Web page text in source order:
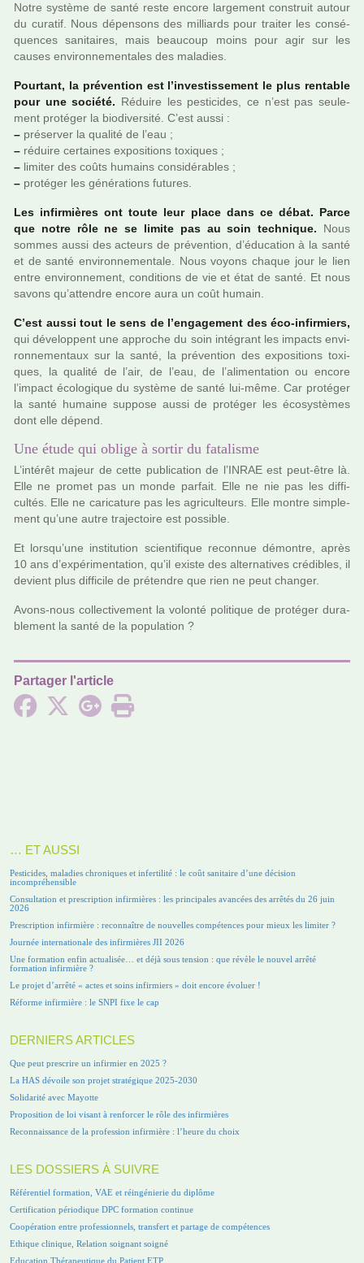
Notre sys­tème de santé reste encore lar­ge­ment cons­truit autour
du cura­tif. Nous dépen­sons des mil­liards pour trai­ter les consé­
quen­ces sani­tai­res, mais beau­coup moins pour agir sur les
causes envi­ron­ne­men­ta­les des mala­dies.
Pourtant, la pré­ven­tion est l’inves­tis­se­ment le plus ren­ta­ble
pour une société. Réduire les pes­ti­ci­des, ce n’est pas seu­le­
ment pro­té­ger la bio­di­ver­sité. C’est aussi :
– pré­ser­ver la qua­lité de l’eau ;
– réduire cer­tai­nes expo­si­tions toxi­ques ;
– limi­ter des coûts humains consi­dé­ra­bles ;
– pro­té­ger les géné­ra­tions futu­res.
Les infir­miè­res ont toute leur place dans ce débat. Parce
que notre rôle ne se limite pas au soin tech­ni­que. Nous
sommes aussi des acteurs de pré­ven­tion, d’éducation à la santé
et de santé envi­ron­ne­men­tale. Nous voyons chaque jour le lien
entre envi­ron­ne­ment, condi­tions de vie et état de santé. Et nous
savons qu’atten­dre encore aura un coût humain.
C’est aussi tout le sens de l’enga­ge­ment des éco-infir­miers,
qui déve­lop­pent une appro­che du soin inté­grant les impacts envi­
ron­ne­men­taux sur la santé, la pré­ven­tion des expo­si­tions toxi­
ques, la qua­lité de l’air, de l’eau, de l’ali­men­ta­tion ou encore
l’impact écologique du sys­tème de santé lui-même. Car pro­té­ger
la santé humaine sup­pose aussi de pro­té­ger les écosystèmes
dont elle dépend.
Une étude qui oblige à sortir du fatalisme
L’inté­rêt majeur de cette publi­ca­tion de l’INRAE est peut-être là.
Elle ne promet pas un monde par­fait. Elle ne nie pas les dif­fi­
cultés. Elle ne cari­ca­ture pas les agri­culteurs. Elle montre sim­ple­
ment qu’une autre tra­jec­toire est pos­si­ble.
Et lorsqu’une ins­ti­tu­tion scien­ti­fi­que reconnue démon­tre, après
10 ans d’expé­ri­men­ta­tion, qu’il existe des alter­na­ti­ves cré­di­bles, il
devient plus dif­fi­cile de pré­ten­dre que rien ne peut chan­ger.
Avons-nous col­lec­ti­ve­ment la volonté poli­ti­que de pro­té­ger dura­
ble­ment la santé de la popu­la­tion ?
Partager l'article
… ET AUSSI
Pesticides, maladies chroniques et infertilité : le coût sanitaire d’une décision
incompréhensible
Consultation et prescription infirmières : les principales avancées des arrêtés du 26 juin
2026
Prescription infirmière : reconnaître de nouvelles compétences pour mieux les limiter ?
Journée internationale des infirmières JII 2026
Une formation enfin actualisée… et déjà sous tension : que révèle le nouvel arrêté
formation infirmière ?
Le projet d’arrêté « actes et soins infirmiers » doit encore évoluer !
Réforme infirmière : le SNPI fixe le cap
DERNIERS ARTICLES
Que peut prescrire un infirmier en 2025 ?
La HAS dévoile son projet stratégique 2025-2030
Solidarité avec Mayotte
Proposition de loi visant à renforcer le rôle des infirmières
Reconnaissance de la profession infirmière : l’heure du choix
LES DOSSIERS À SUIVRE
Référentiel formation, VAE et réingénierie du diplôme
Certification périodique DPC formation continue
Coopération entre professionnels, transfert et partage de compétences
Ethique clinique, Relation soignant soigné
Education Thérapeutique du Patient ETP